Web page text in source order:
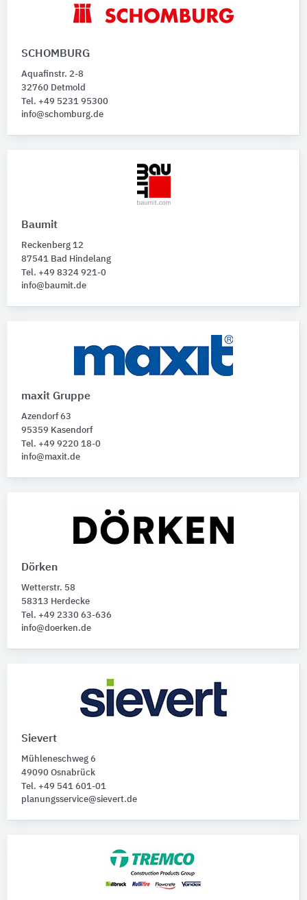
SCHOMBURG
Aquafinstr. 2-8
32760 Detmold
Tel. +49 5231 95300
info@schomburg.de
Baumit
Reckenberg 12
87541 Bad Hindelang
Tel. +49 8324 921-0
info@baumit.de
maxit Gruppe
Azendorf 63
95359 Kasendorf
Tel. +49 9220 18-0
info@maxit.de
Dörken
Wetterstr. 58
58313 Herdecke
Tel. +49 2330 63-636
info@doerken.de
Sievert
Mühleneschweg 6
49090 Osnabrück
Tel. +49 541 601-01
planungsservice@sievert.de